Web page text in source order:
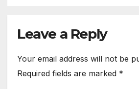
Leave a Reply
Your email address will not be
Required fields are marked *